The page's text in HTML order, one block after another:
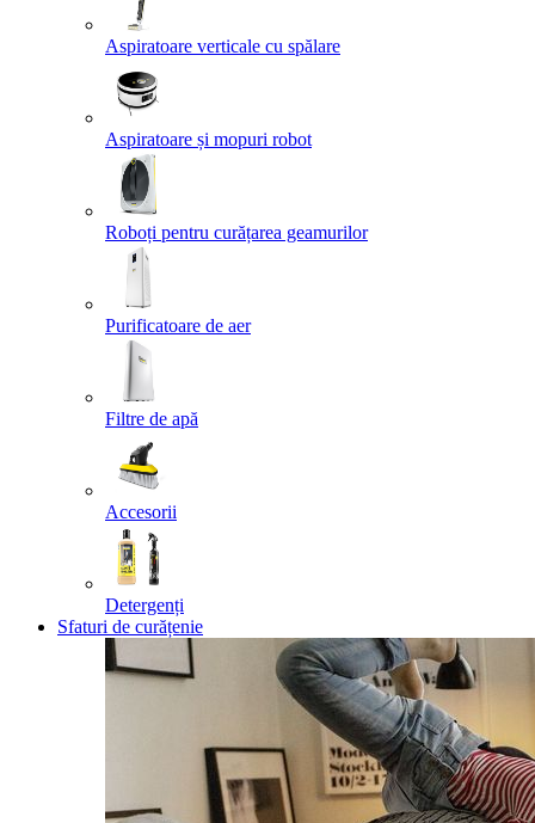
Aspiratoare verticale cu spălare
Aspiratoare și mopuri robot
Roboți pentru curățarea geamurilor
Purificatoare de aer
Filtre de apă
Accesorii
Detergenți
Sfaturi de curățenie